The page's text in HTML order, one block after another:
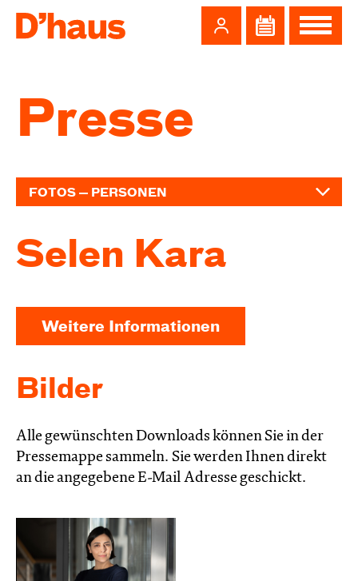
Presse
FOTOS — PERSONEN
Selen Kara
Weitere Informationen
Bilder
Alle gewünschten Downloads können Sie in der
Pressemappe sammeln. Sie werden Ihnen direkt
an die angegebene E-Mail Adresse geschickt.